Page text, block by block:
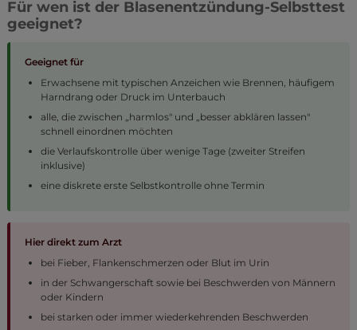
Für wen ist der Blasenentzündung-Selbsttest
geeignet?
Geeignet für
Erwachsene mit typischen Anzeichen wie Brennen, häufigem
Harndrang oder Druck im Unterbauch
alle, die zwischen „harmlos" und „besser abklären lassen"
schnell einordnen möchten
die Verlaufskontrolle über wenige Tage (zweiter Streifen
inklusive)
eine diskrete erste Selbstkontrolle ohne Termin
Hier direkt zum Arzt
bei Fieber, Flankenschmerzen oder Blut im Urin
in der Schwangerschaft sowie bei Beschwerden von Männern
oder Kindern
bei starken oder immer wiederkehrenden Beschwerden